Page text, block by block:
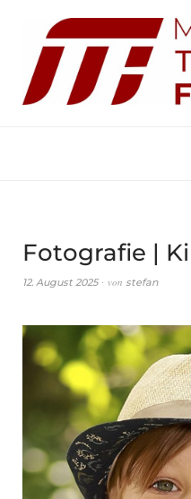
Fotografie |
12. August 2025 von stefan